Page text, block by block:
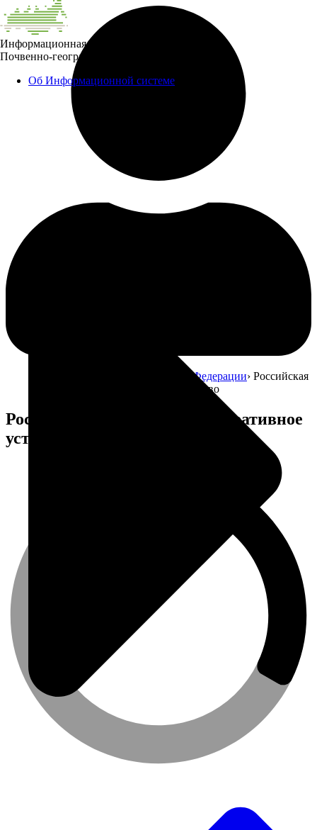
Информационная система
Почвенно-географическая база данных России
Об Информационной системе
Атлас почв Российской Федерации Российская
Федерация. Федеративное устройство
Российская Федерация. Федеративное
устройство